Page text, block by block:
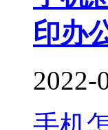
印办
2022-